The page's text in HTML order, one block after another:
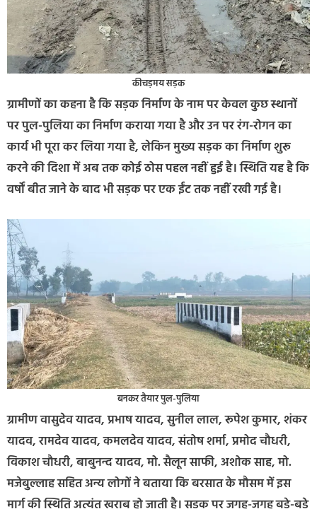
कीचड़मय सड़क
ग्रामीणों का कहना है कि सड़क निर्माण के नाम पर केवल कुछ स्थानों
पर पुल-पुलिया का निर्माण कराया गया है और उन पर रंग-रोगन का
कार्य भी पूरा कर लिया गया है, लेकिन मुख्य सड़क का निर्माण शुरू
करने की दिशा में अब तक कोई ठोस पहल नहीं हुई है। स्थिति यह है कि
वर्षों बीत जाने के बाद भी सड़क पर एक ईंट तक नहीं रखी गई है।
बनकर तैयार पुल-पुलिया
ग्रामीण वासुदेव यादव, प्रभाष यादव, सुनील लाल, रूपेश कुमार, शंकर
यादव, रामदेव यादव, कमलदेव यादव, संतोष शर्मा, प्रमोद चौधरी,
विकाश चौधरी, बाबुनन्द यादव, मो. सैलून साफी, अशोक साह, मो.
मजेबुल्लाह सहित अन्य लोगों ने बताया कि बरसात के मौसम में इस